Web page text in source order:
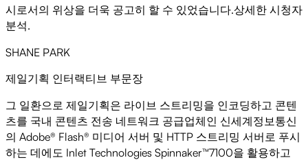
시로서의 위상을 더욱 공고히 할 수 있었습니다.상세한 시청자
분석.
SHANE PARK
제일기획 인터랙티브 부문장
그 일환으로 제일기획은 라이브 스트리밍을 인코딩하고 콘텐
츠를 국내 콘텐츠 전송 네트워크 공급업체인 신세계정보통신
의 Adobe® Flash® 미디어 서버 및 HTTP 스트리밍 서버로 푸시
하는 데에도 Inlet Technologies Spinnaker™7100을 활용하고